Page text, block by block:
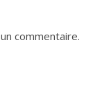
commentaire.